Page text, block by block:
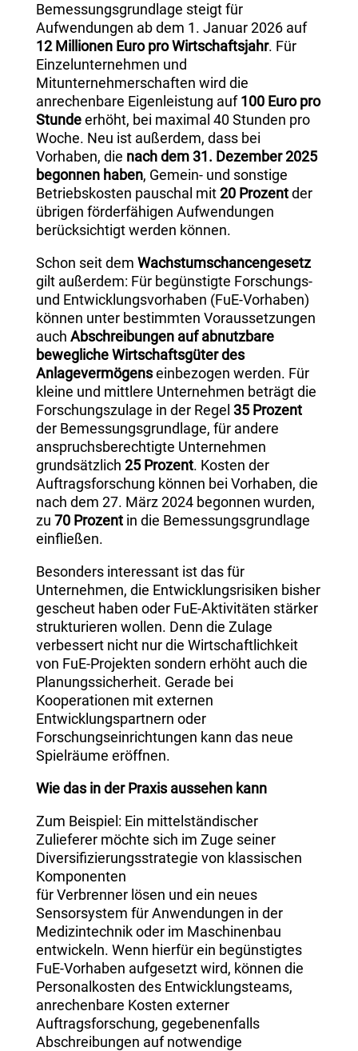
Bemessungsgrundlage steigt für
Aufwendungen ab dem 1. Januar 2026 auf
12 Millionen Euro pro Wirtschaftsjahr. Für
Einzelunternehmen und
Mitunternehmerschaften wird die
anrechenbare Eigenleistung auf100 Euro pro
Stundeerhöht, bei maximal 40 Stunden pro
Woche. Neu ist außerdem, dass bei
Vorhaben, die nach dem 31. Dezember 2025
begonnen haben, Gemein- und sonstige
Betriebskosten pauschal mit20 Prozentder
übrigen förderfähigen Aufwendungen
berücksichtigt werden können.
Schon seit dem Wachstumschancengesetz
gilt außerdem: Für begünstigte Forschungs-
und Entwicklungsvorhaben (FuE-Vorhaben)
können unter bestimmten Voraussetzungen
auch Abschreibungen auf abnutzbare
bewegliche Wirtschaftsgüter des
Anlagevermögenseinbezogen werden. Für
kleine und mittlere Unternehmen beträgt die
Forschungszulage in der Regel 35 Prozent
der Bemessungsgrundlage, für andere
anspruchsberechtigte Unternehmen
grundsätzlich 25 Prozent. Kosten der
Auftragsforschung können bei Vorhaben, die
nach dem 27. März 2024 begonnen wurden,
zu 70 Prozentin die Bemessungsgrundlage
einfließen.
Besonders interessant ist das für
Unternehmen, die Entwicklungsrisiken bisher
gescheut haben oder FuE-Aktivitäten stärker
strukturieren wollen. Denn die Zulage
verbessert nicht nur die Wirtschaftlichkeit
von FuE-Projekten sondern erhöht auch die
Planungssicherheit. Gerade bei
Kooperationen mit externen
Entwicklungspartnern oder
Forschungseinrichtungen kann das neue
Spielräume eröffnen.
Wie das in der Praxis aussehen kann
Zum Beispiel: Ein mittelständischer
Zulieferer möchte sich im Zuge seiner
Diversifizierungsstrategie von klassischen
Komponenten
für Verbrenner lösen und ein neues
Sensorsystem für Anwendungen in der
Medizintechnik oder im Maschinenbau
entwickeln. Wenn hierfür ein begünstigtes
FuE-Vorhaben aufgesetzt wird, können die
Personalkosten des Entwicklungsteams,
anrechenbare Kosten externer
Auftragsforschung, gegebenenfalls
Abschreibungen auf notwendige